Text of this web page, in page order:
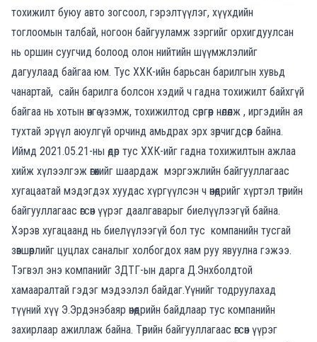
тохижилт буюу авто зогсоол, гэрэлтүүлэг, хүүхдийн
тоглоомын талбай, ногоон байгууламж зэргийг орхигдуулсан
нь оршин суугчид болоод олон нийтийн шүүмжлэлийг
дагуулаад байгаа юм. Тус ХХК-ийн барьсан барилгын хувьд
чанартай, сайн барилга болсон хэдий ч гадна тохижилт байхгүй
байгаа нь хотын өнгө үзэмж, тохижилтод сөргөөр нөлөөлж , иргэдийн ая
тухтай эрүүл аюулгүй орчинд амьдрах эрх зөрчигдсөөр байна.
Иймд 2021.05.21-ны өдөр тус ХХК-ийг гадна тохижилтын ажлаа
хийж хүлээлгэж өгөхийг шаардаж мэргэжлийн байгууллагаас
хугацаатай мэдэгдэх хуудас хүргүүлсэн ч өнөөдрийг хүртэл төрийн
байгууллагаас өгсөн үүрэг даалгаварыг биелүүлээгүй байна.
Хэрэв хугацаанд нь биелүүлээгүй бол тус компанийн тусгай
зөвшөөрлийг цуцлах саналыг холбогдох яам руу явуулна гэжээ.
Тэгвэл энэ компанийг ЗДТГ-ын дарга Д.Энхболдтой
хамааралтай гэдэг мэдээлэл байдаг.Үүнийг тодруулахад
түүний хүү Э.Эрдэнэбаяр өнөөдрийн байдлаар тус компанийн
захирлаар ажиллаж байна. Төрийн байгууллагаас өгсөн үүрэг